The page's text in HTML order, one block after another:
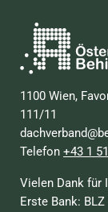
1100 Wien,
111/11
Telefon+43 1
Vielen Dank für
Erste Bank: BLZ